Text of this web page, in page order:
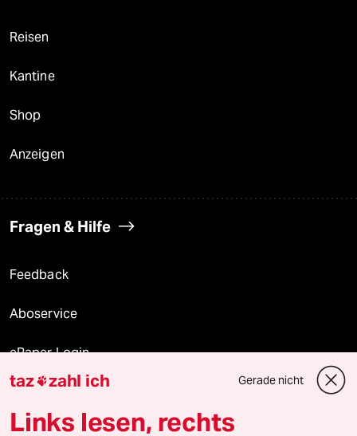
Reisen
Kantine
Shop
Anzeigen
Fragen & Hilfe
Feedback
Aboservice
ePaper Login
Downloads für Abonnierende
taz zahl ich Gerade nicht
Links lesen, rechts